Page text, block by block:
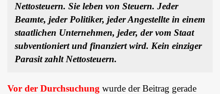
Nettosteuern. Sie leben von Steuern. Jeder
Beamte, jeder Politiker, jeder Angestellte in einem
staatlichen Unternehmen, jeder, der vom Staat
subventioniert und finanziert wird. Kein einziger
Parasit zahlt Nettosteuern.
Vor der Durchsuchung wurde der Beitrag gerade